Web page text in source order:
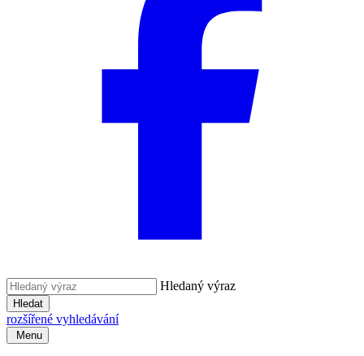
Hledaný výraz
Hledat
rozšířené vyhledávání
Menu